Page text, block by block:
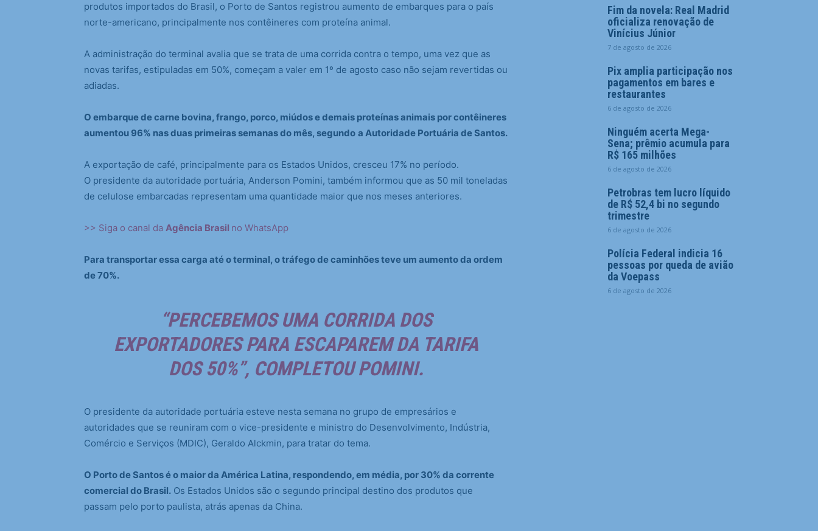
produtos importados do Brasil, o Porto de Santos registrou aumento de embarques para o país
norte-americano, principalmente nos contêineres com proteína animal.
A administração do terminal avalia que se trata de uma corrida contra o tempo, uma vez que as
novas tarifas, estipuladas em 50%, começam a valer em 1º de agosto caso não sejam revertidas ou
adiadas.
O embarque de carne bovina, frango, porco, miúdos e demais proteínas animais por contêineres
aumentou 96% nas duas primeiras semanas do mês, segundo a Autoridade Portuária de Santos.
A exportação de café, principalmente para os Estados Unidos, cresceu 17% no período.
O presidente da autoridade portuária, Anderson Pomini, também informou que as 50 mil toneladas
de celulose embarcadas representam uma quantidade maior que nos meses anteriores.
>> Siga o canal da Agência Brasil no WhatsApp
Para transportar essa carga até o terminal, o tráfego de caminhões teve um aumento da ordem
de 70%.
“PERCEBEMOS UMA CORRIDA DOS
EXPORTADORES PARA ESCAPAREM DA TARIFA
DOS 50%”, COMPLETOU POMINI.
O presidente da autoridade portuária esteve nesta semana no grupo de empresários e
autoridades que se reuniram com o vice-presidente e ministro do Desenvolvimento, Indústria,
Comércio e Serviços (MDIC), Geraldo Alckmin, para tratar do tema.
O Porto de Santos é o maior da América Latina, respondendo, em média, por 30% da corrente
comercial do Brasil. Os Estados Unidos são o segundo principal destino dos produtos que
passam pelo porto paulista, atrás apenas da China.
Fim da novela: Real Madrid
oficializa renovação de
Vinícius Júnior
7 de agosto de 2026
Pix amplia participação nos
pagamentos em bares e
restaurantes
6 de agosto de 2026
Ninguém acerta Mega-
Sena; prêmio acumula para
R$ 165 milhões
6 de agosto de 2026
Petrobras tem lucro líquido
de R$ 52,4 bi no segundo
trimestre
6 de agosto de 2026
Polícia Federal indicia 16
pessoas por queda de avião
da Voepass
6 de agosto de 2026